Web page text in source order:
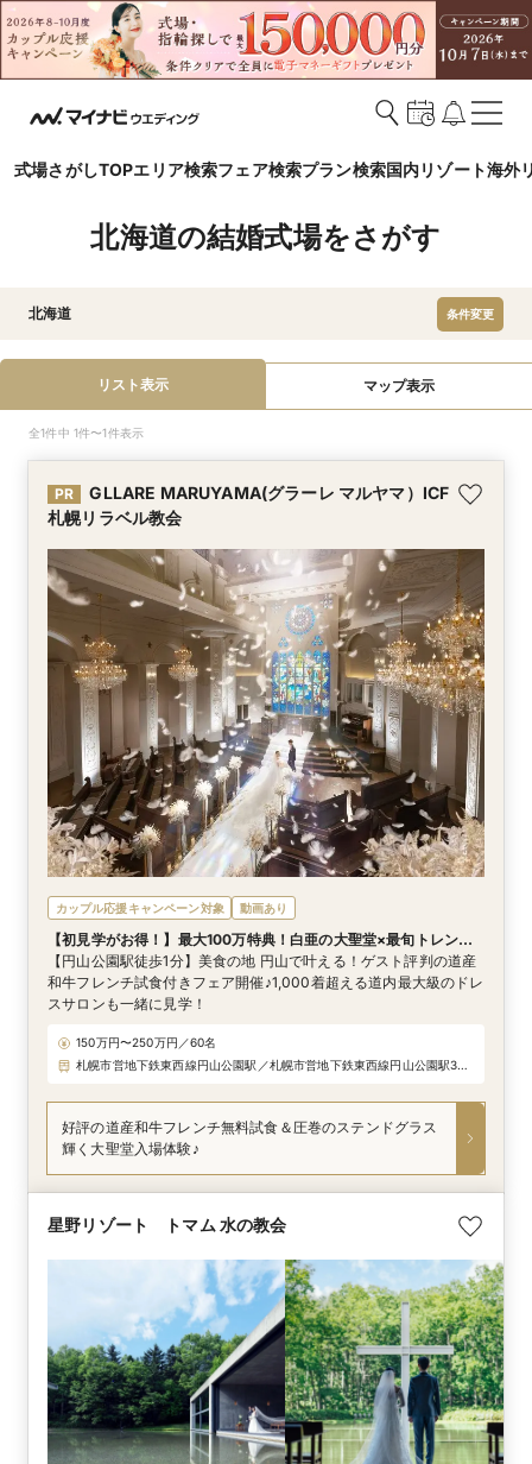
式場さがしTOPエリア検索フェア検索プラン検索国内リゾート海外
北海道の結婚式場をさがす
北海道 条件変更
リスト表示 マップ表示
全1件中 1件〜1件表示
PR
GLLARE MARUYAMA(グラーレ マルヤマ）ICF
札幌リラベル教会
カップル応援キャンペーン対象 動画あり
【初見学がお得！】最大100万特典！白亜の大聖堂×最旬トレンド
ドレス
【円山公園駅徒歩1分】美食の地 円山で叶える！ゲスト評判の道産
和牛フレンチ試食付きフェア開催♪1,000着超える道内最大級のドレ
スサロンも一緒に見学！
150万円〜250万円／60名
札幌市営地下鉄東西線円山公園駅／札幌市営地下鉄東西線円山公園駅3番
山公園駅バスターミナル行き直通バス下車徒歩1分
好評の道産和牛フレンチ無料試食＆圧巻のステンドグラス
輝く大聖堂入場体験♪
星野リゾート トマム 水の教会